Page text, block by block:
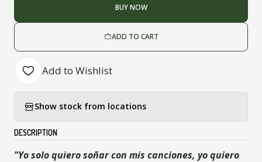
ADD TO CART
BUY NOW
Add to Wishlist
Show stock from locations
DESCRIPTION
"Yo solo quiero soñar con mis canciones, yo quiero